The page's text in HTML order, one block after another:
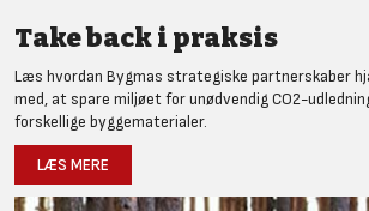
Take back i praksis
Læs hvordan Bygmas strategiske partnerskaber
med, at spare miljøet for unødvendig CO2-
forskellige byggematerialer.
LÆS MERE